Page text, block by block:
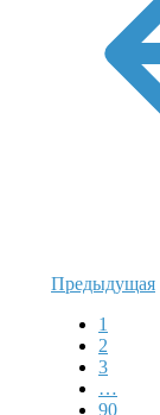
Предыдущая
1
2
3
…
90